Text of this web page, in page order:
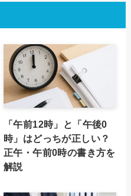
「午前12時」と「午後0
時」はどっちが正しい？
正午・午前0時の書き方を
解説